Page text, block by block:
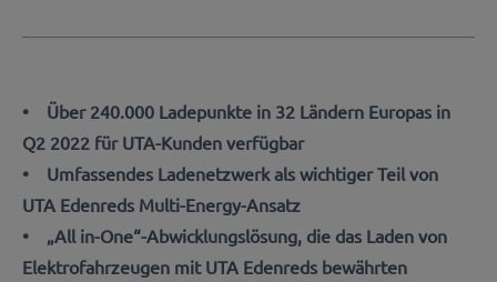
• Über 240.000 Ladepunkte in 32 Ländern Europas in
Q2 2022 für UTA-Kunden verfügbar
• Umfassendes Ladenetzwerk als wichtiger Teil von
UTA Edenreds Multi-Energy-Ansatz
• „All in-One“-Abwicklungslösung, die das Laden von
Elektrofahrzeugen mit UTA Edenreds bewährten